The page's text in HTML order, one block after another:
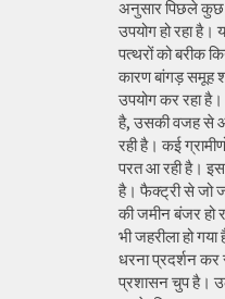
अनुसार पिछले कुछ
उपयोग हो रहा
पत्थरों को बरीक
कारण बांगड़ समूह
उपयोग कर रहा
है, उसकी वजह से
रही है। कई
परत आ रही है। इस
है। फैक्ट्री से जो
की जमीन बंजर हो
भी जहरीला हो
धरना प्रदर्शन कर
प्रशासन चुप है।